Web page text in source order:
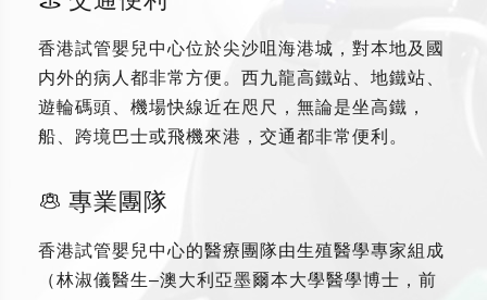
香港試管嬰兒中心位於尖沙咀海港城，對本地及國
内外的病人都非常方便。西九龍高鐵站、地鐵站、
遊輪碼頭、機場快線近在咫尺，無論是坐高鐵，
船、跨境巴士或飛機來港，交通都非常便利。
專業團隊
香港試管嬰兒中心的醫療團隊由生殖醫學專家組成
（林淑儀醫生–澳大利亞墨爾本大學醫學博士，前